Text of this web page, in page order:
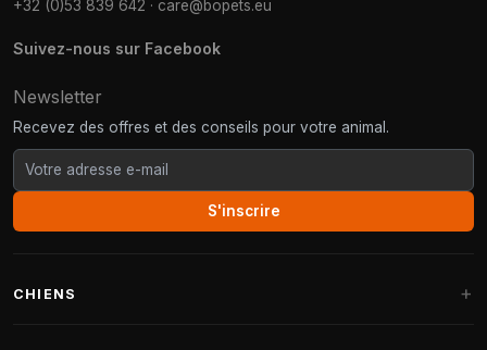
+32 (0)53 839 642 · care@bopets.eu
Suivez-nous sur Facebook
Newsletter
Recevez des offres et des conseils pour votre animal.
S'inscrire
CHIENS